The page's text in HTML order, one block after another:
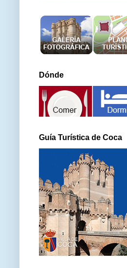
Dónde
Guía Turística de Coca